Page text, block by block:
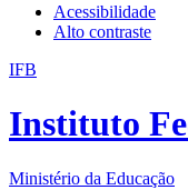
Acessibilidade
Alto contraste
IFB
Instituto
Ministério da Educação